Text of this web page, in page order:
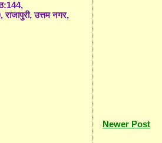
Newer Post
उत्तम नगर,